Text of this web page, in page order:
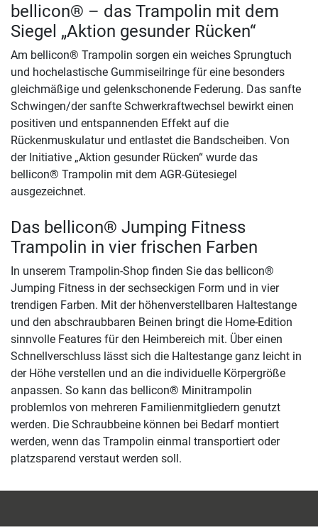
bellicon® – das Trampolin mit dem
Siegel „Aktion gesunder Rücken“
Am bellicon® Trampolin sorgen ein weiches Sprungtuch
und hochelastische Gummiseilringe für eine besonders
gleichmäßige und gelenkschonende Federung. Das sanfte
Schwingen/der sanfte Schwerkraftwechsel bewirkt einen
positiven und entspannenden Effekt auf die
Rückenmuskulatur und entlastet die Bandscheiben. Von
der Initiative „Aktion gesunder Rücken“ wurde das
bellicon® Trampolin mit dem AGR-Gütesiegel
ausgezeichnet.
Das bellicon® Jumping Fitness
Trampolin in vier frischen Farben
In unserem Trampolin-Shop finden Sie das bellicon®
Jumping Fitness in der sechseckigen Form und in vier
trendigen Farben. Mit der höhenverstellbaren Haltestange
und den abschraubbaren Beinen bringt die Home-Edition
sinnvolle Features für den Heimbereich mit. Über einen
Schnellverschluss lässt sich die Haltestange ganz leicht in
der Höhe verstellen und an die individuelle Körpergröße
anpassen. So kann das bellicon® Minitrampolin
problemlos von mehreren Familienmitgliedern genutzt
werden. Die Schraubbeine können bei Bedarf montiert
werden, wenn das Trampolin einmal transportiert oder
platzsparend verstaut werden soll.